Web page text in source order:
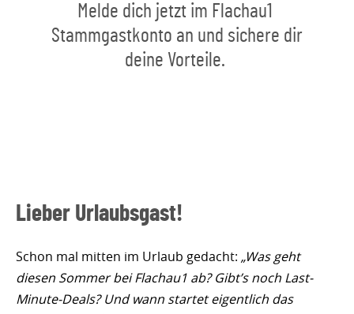
Melde dich jetzt im Flachau1
Stammgastkonto an und sichere dir
deine Vorteile.
Lieber Urlaubsgast!
Schon mal mitten im Urlaub gedacht: „Was geht
diesen Sommer bei Flachau1 ab? Gibt’s noch Last-
Minute-Deals? Und wann startet eigentlich das